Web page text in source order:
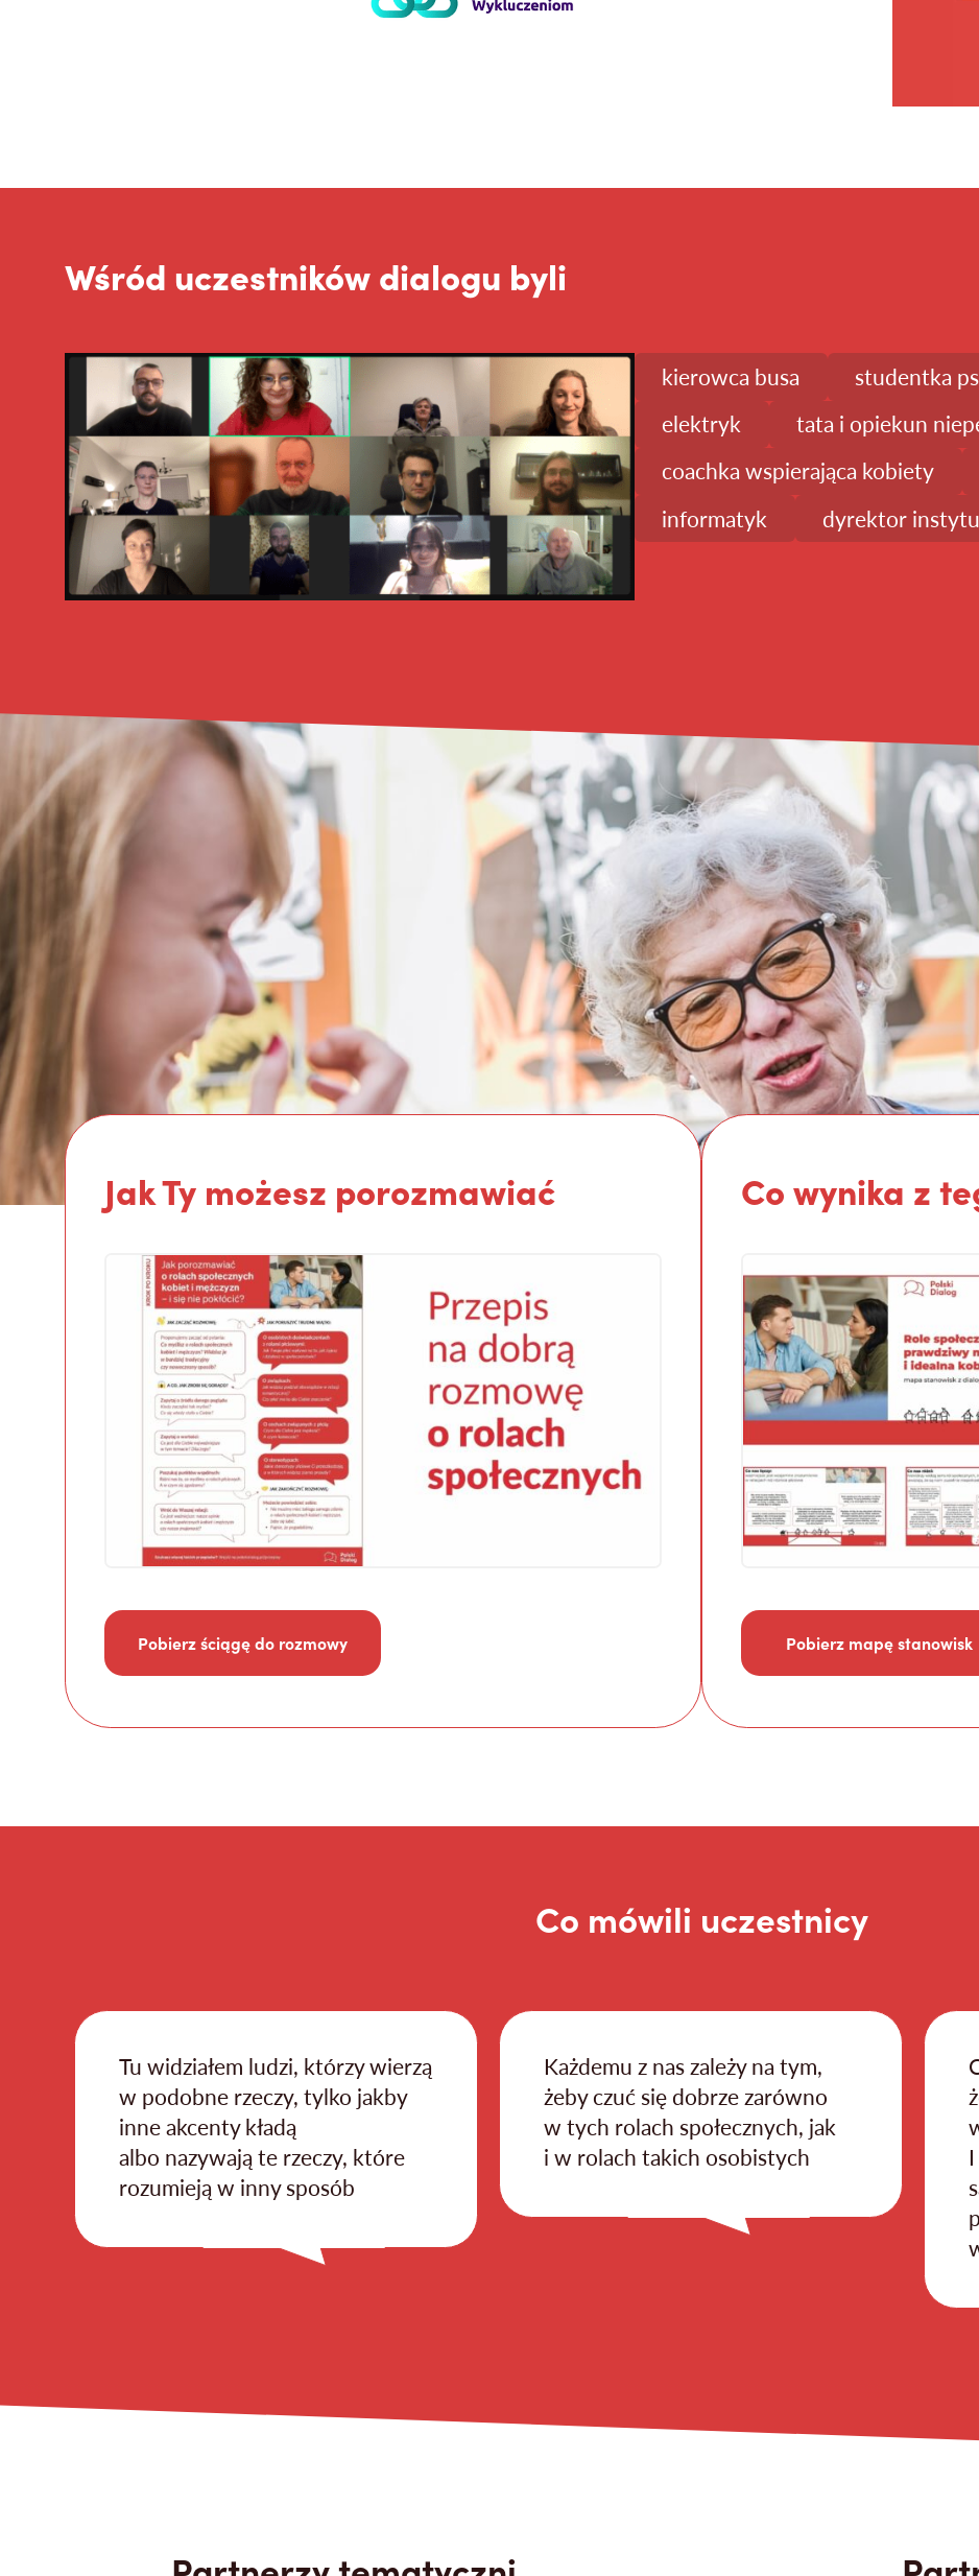
Wśród uczestników dialogu byli
kierowca busa studentka
elektryk
tata i opiekun
coachka wspierająca kobiety
informatyk
dyrektor
Jak Ty możesz porozmawiać
Pobierz ściągę do rozmowy
Co wynika z
Pobierz mapę stanowisk
Co mówili uczestnicy
Tu widziałem ludzi, którzy wierzą
w podobne rzeczy, tylko jakby
inne akcenty kładą
albo nazywają te rzeczy, które
rozumieją w inny sposób
Każdemu z nas zależy na tym,
żeby czuć się dobrze zarówno
w tych rolach społecznych, jak
i w rolach takich osobistych